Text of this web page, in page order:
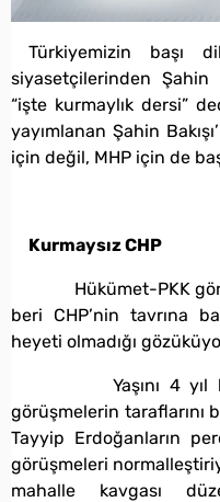
Türkiyemizin başı
siyasetçilerinden Şahin
“işte kurmaylık dersi”
yayımlanan Şahin
için değil, MHP için de
Kurmaysız CHP
Hükümet-PKK
beri CHP’nin tavrına
heyeti olmadığı
Yaşını 4 yıl
görüşmelerin taraflarını
Tayyip Erdoğanların
görüşmeleri
mahalle kavgası